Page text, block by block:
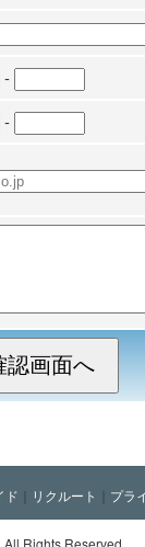
-
-
ド ｜ リクルート ｜ プラ
Rights Reserved.